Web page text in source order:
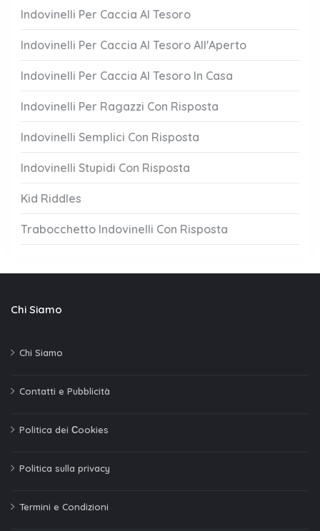
Indovinelli Per Caccia Al Tesoro
Indovinelli Per Caccia Al Tesoro All'Aperto
Indovinelli Per Caccia Al Tesoro In Casa
Indovinelli Per Ragazzi Con Risposta
Indovinelli Semplici Con Risposta
Indovinelli Stupidi Con Risposta
Kid Riddles
Trabocchetto Indovinelli Con Risposta
Chi Siamo
Chi Siamo
Contatti e Pubblicità
Politica dei Сookies
Politica sulla privacy
Termini e Condizioni